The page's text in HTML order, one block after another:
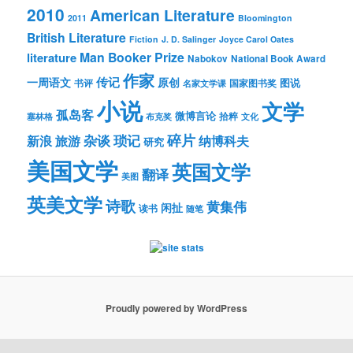
2010 2011 American Literature Bloomington
British Literature Fiction J. D. Salinger Joyce Carol Oates
literature Man Booker Prize Nabokov National Book Award
一周语文 书评 传记作家 原创 名家文学课 国家图书奖 图说
塞林格 孤岛客小说 布克奖 微博言论 拾粹 文化 文学
新浪旅游杂谈琐记 研究 碎片纳博科夫
美国文学 美图 翻译英国文学
英美文学诗歌 读书 闲扯 随笔 黄集伟
Proudly powered by WordPress